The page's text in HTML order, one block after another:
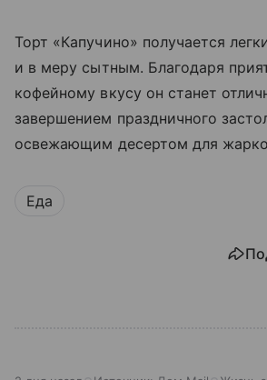
Торт «Капучино» получается
и в меру сытным. Благодаря
кофейному вкусу он станет
завершением праздничного
освежающим десертом для
Еда